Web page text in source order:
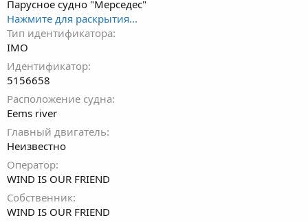
Парусное судно "Мерседес"
Нажмите для раскрытия...
Тип идентификатора
IMO
Идентификатор
5156658
Расположение судна
Eems river
Главный двигатель
Неизвестно
Оператор
WIND IS OUR FRIEND
Собственник
WIND IS OUR FRIEND